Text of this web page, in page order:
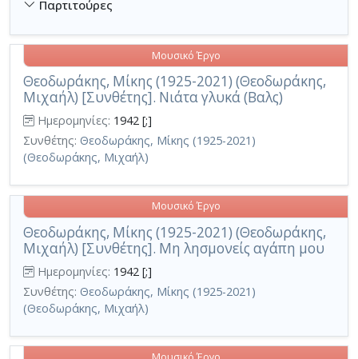
Παρτιτούρες
Θεοδωράκης, Μίκης (1925-2021) (Θεοδωράκης,
Μιχαήλ) [Συνθέτης]. Νιάτα γλυκά (Βαλς)
Μουσικό Έργο
Ημερομηνίες: 1942 [;]
Συνθέτης: Θεοδωράκης, Μίκης (1925-2021)
(Θεοδωράκης, Μιχαήλ)
Θεοδωράκης, Μίκης (1925-2021) (Θεοδωράκης,
Μιχαήλ) [Συνθέτης]. Μη λησμονείς αγάπη μου
Μουσικό Έργο
Ημερομηνίες: 1942 [;]
Συνθέτης: Θεοδωράκης, Μίκης (1925-2021)
(Θεοδωράκης, Μιχαήλ)